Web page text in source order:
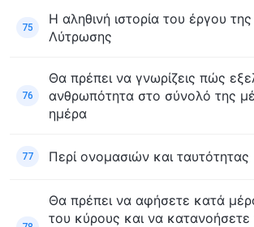
75
Η αληθινή ιστορία του έργου
Λύτρωσης
76
Θα πρέπει να γνωρίζεις πώς
ανθρωπότητα στο σύνολό της
ημέρα
77 Περί ονομασιών και ταυτότητας
Θα πρέπει να αφήσετε κατά
του κύρους και να